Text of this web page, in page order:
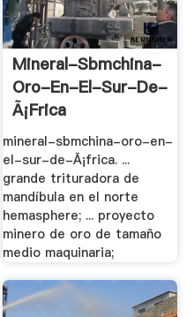
Mineral-Sbmchina-
Oro-En-El-Sur-De-
Ã¡frica
mineral-sbmchina-oro-en-
el-sur-de-Ã¡frica. ...
grande trituradora de
mandíbula en el norte
hemasphere; ... proyecto
minero de oro de tamaño
medio maquinaria;